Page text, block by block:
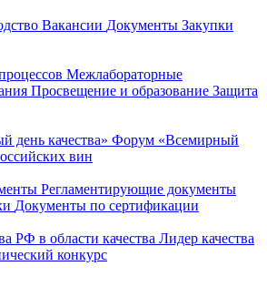
Вакансии Документы Закупки
Межлабораторные
Просвещение и образование Защита
день качества» Форум «Всемирный
вин
Регламентирующие документы
Документы по сертификации
РФ в области качества Лидер качества
конкурс